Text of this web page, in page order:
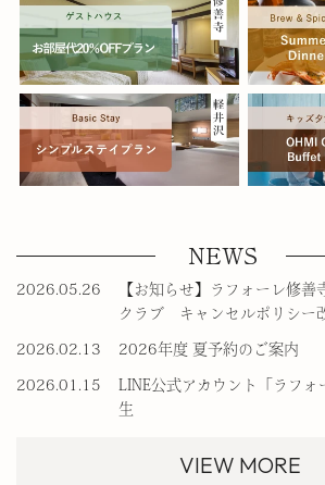
NEWS
VIEW MORE
2026.05.26
【お知らせ】ラフォーレ修善
クラブ キャンセルポリシー
2026.02.13 2026年度 夏予約のご案内
2026.01.15
LINE公式アカウント「ラフ
生